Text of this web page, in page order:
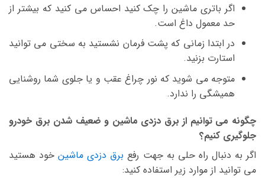
اگر باتری ماشین را چک کنید احساس می کنید که بیشتر از
حد معمول داغ است.
در ابتدا زمانی که پشت فرمان نشستید به سختی می توانید
استارت بزنید.
متوجه می شوید که نور چراغ عقب و یا جلوی شما روشنایی
همیشگی را ندارد.
چگونه می توانیم از برق دزدی ماشین و ضعیف شدن برق خودرو
جلوگیری کنیم؟
اگر به دنبال راه حلی به جهت رفع برق دزدی ماشینخود هستید
می توانید از موارد زیر استفاده کنید: